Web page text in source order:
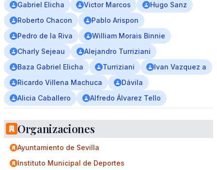
Gabriel Elicha
Victor Marcos
Hugo Sanz
Roberto Chacon
Pablo Arispon
Pedro de la Riva
William Morais Binnie
Charly Sejeau
Alejandro Turriziani
Baza Gabriel Elicha
Turriziani
Ivan Vazquez a
Ricardo Villena Machuca
Dávila
Alicia Caballero
Alfredo Álvarez Tello
Organizaciones
Ayuntamiento de Sevilla
Instituto Municipal de Deportes